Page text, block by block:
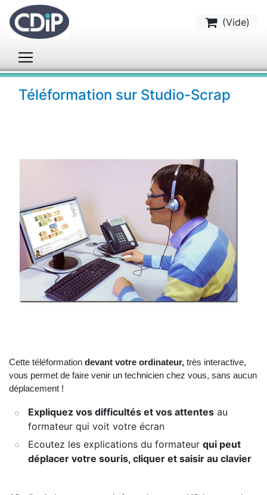
(Vide)
Téléformation sur Studio-Scrap
Cette téléformation devant votre ordinateur, très interactive,
vous permet de faire venir un technicien chez vous, sans aucun
déplacement !
Expliquez vos difficultés et vos attentes au
formateur qui voit votre écran
Ecoutez les explications du formateur qui peut
déplacer votre souris, cliquer et saisir au clavier